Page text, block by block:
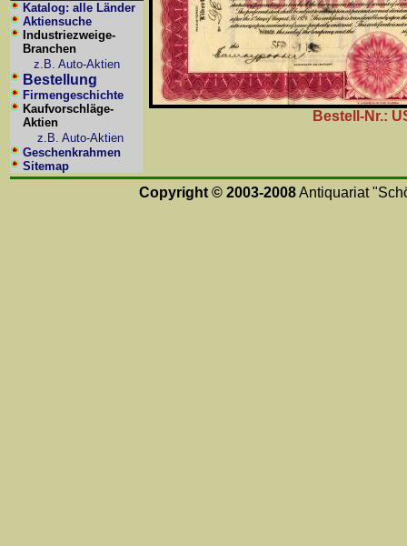
Katalog: alle Länder
Aktiensuche
Industriezweige-
Branchen
z.B. Auto-Aktien
Bestellung
Firmengeschichte
Kaufvorschläge-
Aktien
z.B. Auto-Aktien
Geschenkrahmen
Sitemap
Bestell-Nr.:
Copyright © 2003-2008Antiquariat